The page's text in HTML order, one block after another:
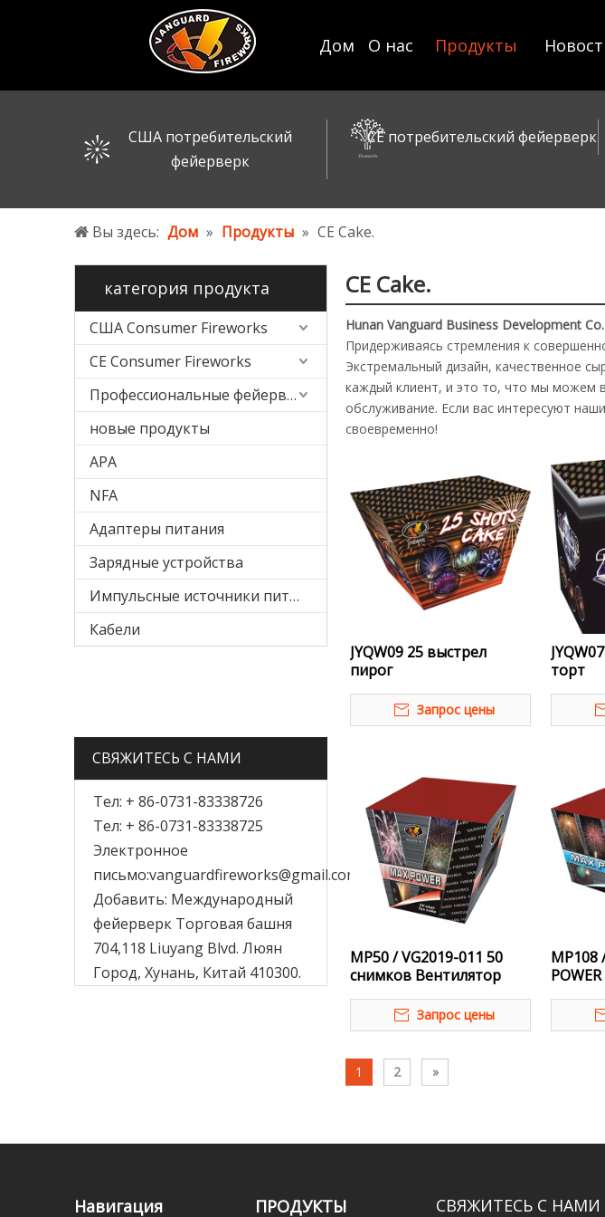
Дом О нас Продукты
США потребительский
фейерверк
CE потребительский фейерверк
Вы здесь: Дом » Продукты » CE Cake.
категория продукта
США Consumer Fireworks
CE Consumer Fireworks
Профессиональные фейерверки
новые продукты
APA
NFA
Адаптеры питания
Зарядные устройства
Импульсные источники питания
Кабели
СВЯЖИТЕСЬ С НАМИ
Тел: + 86-0731-83338726
Тел: + 86-0731-83338725
Электронное
письмо:vanguardfireworks@gmail.com
Добавить: Международный
фейерверк Торговая башня
704,118 Liuyang Blvd. Люян
Город, Хунань, Китай 410300.
CE Cake.
Hunan Vanguard Business Development
Придерживаясь стремления к
Экстремальный дизайн, качественное
каждый клиент, и это то, что мы можем
обслуживание. Если вас интересуют наши
своевременно!
JYQW09 25 выстрел
пирог
Запрос цены
торт
MP50 / VG2019-011 50
снимков Вентилятор
Запрос цены
MP108
1 2 »
Навигация ПРОДУКТЫ СВЯЖИТЕСЬ С НАМИ